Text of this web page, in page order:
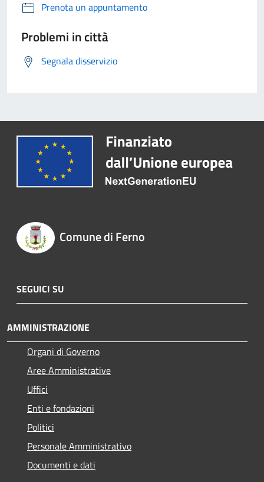
Prenota un appuntamento
Problemi in città
Segnala disservizio
Comune di Ferno
SEGUICI SU
AMMINISTRAZIONE
Organi di Governo
Aree Amministrative
Uffici
Enti e fondazioni
Politici
Personale Amministrativo
Documenti e dati